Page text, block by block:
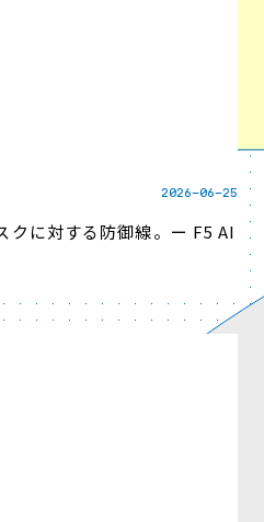
2026-06-25
クに対する防御線。ー F5 AI